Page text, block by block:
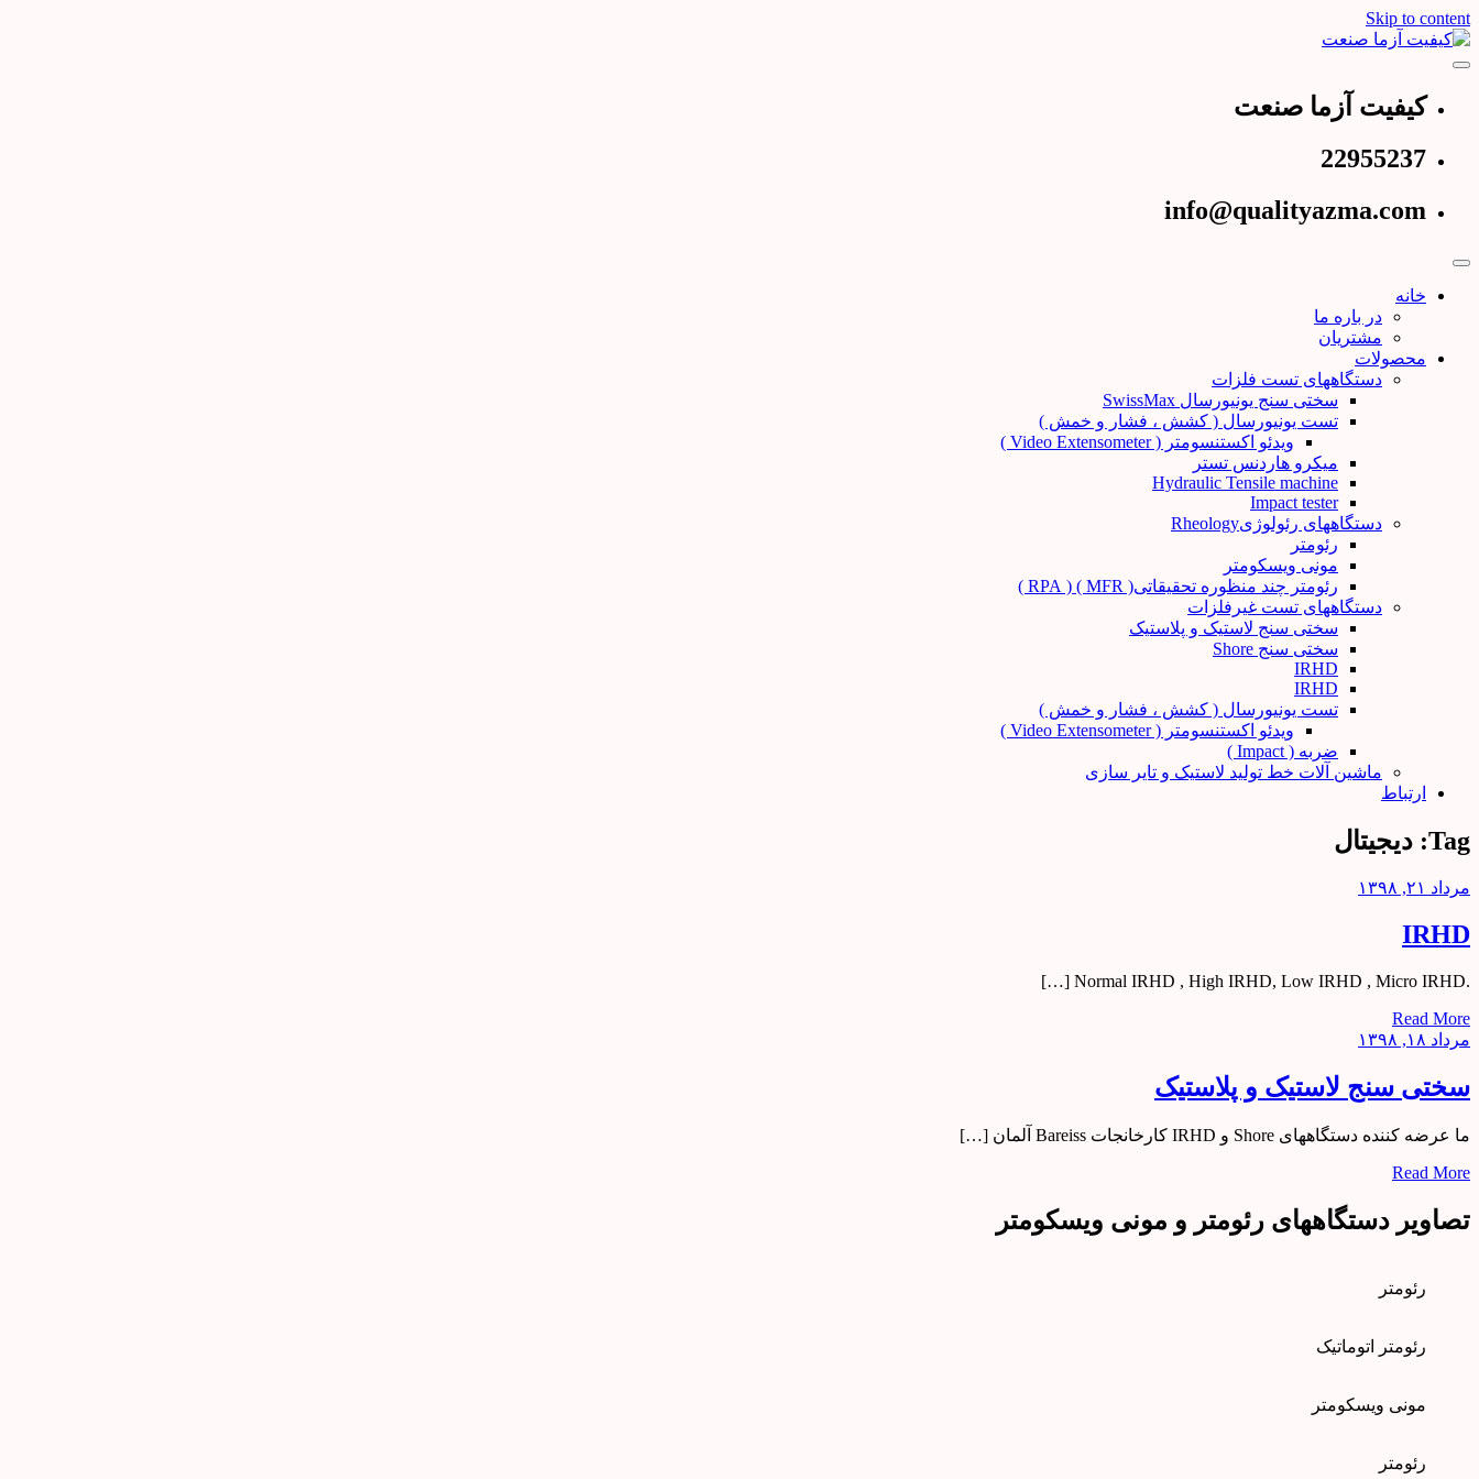
Skip to content
کیفیت آزما صنعت
کیفیت آزما صنعت
22955237
info@qualityazma.com
خانه
در باره ما
مشتریان
محصولات
دستگاههای تست فلزات
سختی سنج یونیورسال SwissMax
تست یونیورسال ( کشش ، فشار و خمش )
ویدئو اکستنسومتر ( Video Extensometer )
میکرو هاردنس تستر
Hydraulic Tensile machine
Impact tester
دستگاههای رئولوژیRheology
رئومتر
مونی ویسکومتر
رئومتر چند منظوره تحقیقاتی( MFR ) ( RPA )
دستگاههای تست غیرفلزات
سختی سنج لاستیک و پلاستیک
سختی سنج Shore
IRHD
IRHD
تست یونیورسال ( کشش ، فشار و خمش )
ویدئو اکستنسومتر ( Video Extensometer )
ضربه ( Impact )
ماشین آلات خط تولید لاستیک و تایر سازی
ارتباط
Tag: دیجیتال
مرداد ۲۱, ۱۳۹۸
IRHD
.Normal IRHD , High IRHD, Low IRHD , Micro IRHD […]
Read More
مرداد ۱۸, ۱۳۹۸
سختی سنج لاستیک و پلاستیک
ما عرضه کننده دستگاههای Shore و IRHD کارخانجات Bareiss آلمان […]
Read More
تصاویر دستگاههای رئومتر و مونی ویسکومتر
رئومتر
رئومتر اتوماتیک
مونی ویسکومتر
رئومتر